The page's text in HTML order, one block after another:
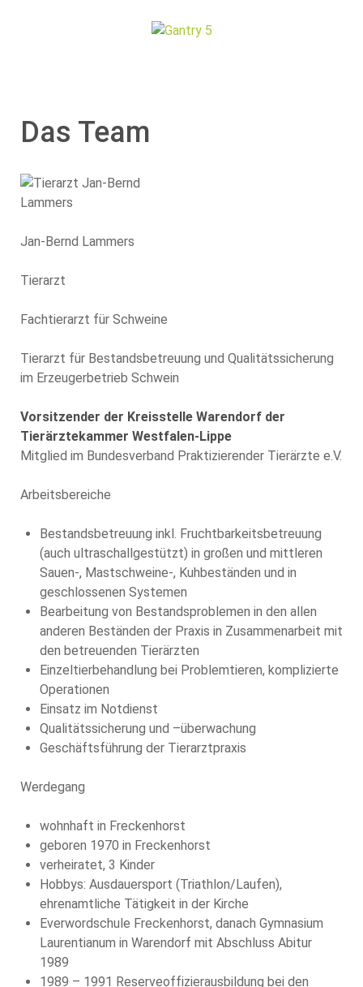
Das Team
Jan-Bernd Lammers
Tierarzt
Fachtierarzt für Schweine
Tierarzt für Bestandsbetreuung und Qualitätssicherung
im Erzeugerbetrieb Schwein
Vorsitzender der Kreisstelle Warendorf der
Tierärztekammer Westfalen-Lippe
Mitglied im Bundesverband Praktizierender Tierärzte e.V.
Arbeitsbereiche
Bestandsbetreuung inkl. Fruchtbarkeitsbetreuung
(auch ultraschallgestützt) in großen und mittleren
Sauen-, Mastschweine-, Kuhbeständen und in
geschlossenen Systemen
Bearbeitung von Bestandsproblemen in den allen
anderen Beständen der Praxis in Zusammenarbeit mit
den betreuenden Tierärzten
Einzeltierbehandlung bei Problemtieren, komplizierte
Operationen
Einsatz im Notdienst
Qualitätssicherung und –überwachung
Geschäftsführung der Tierarztpraxis
Werdegang
wohnhaft in Freckenhorst
geboren 1970 in Freckenhorst
verheiratet, 3 Kinder
Hobbys: Ausdauersport (Triathlon/Laufen),
ehrenamtliche Tätigkeit in der Kirche
Everwordschule Freckenhorst, danach Gymnasium
Laurentianum in Warendorf mit Abschluss Abitur
1989
1989 – 1991 Reserveoffizierausbildung bei den